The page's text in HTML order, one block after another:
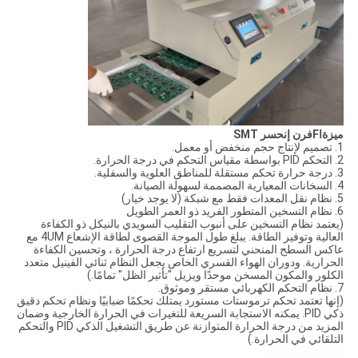
ميزة Fفرن إنحسر SMT
1. تصميم لإنتاج حجم منخفض أو معمل.
2. التحكم PID بواسطة مقياس التحكم في درجة الحرارة.
3. درجة حرارة تحكم مستقلة للمناطق العلوية والسفلية.
4. السخانات المعيارية المصممة لسهولة الصيانة.
5. نظام نقل المعدات فقط مع شبكة (لا يوجد خيار)
6. نظام التسخين المتطور الفريد ذو العمر الطويل
(يعتمد نظام التسخين على أنبوب التقليب السويدي بالنيكل ذو الكفاءة
العالية وتوفير الطاقة. يبلغ طول الموجة القصوى لطاقة الإشعاع 4UM مع
عاكس السطح المنحني لتسريع ارتفاع درجة الحرارة ، وتحسين الكفاءة
الحرارية. ودوران الهواء القسري الخاص يجعل النظام ثنائي الفينيل متعدد
الكلور والمكون المسخن موحدًا ويزيل "تأثير الظل" تمامًا.)
7. نظام التحكم الكهربائي مستقر وموثوق.
(إنها تعتمد تحكم ترموستات مستورد يمتلك تحكمًا ضبابيًا ونظام تحكم دقيق
ذكي PID. يمكنه الاستجابة السريعة للتغيرات في الحرارة الخارجية وضمان
المزيد من درجة الحرارة المتوازنة عن طريق التشغيل الذكي PID والتحكم
التلقائي في الحرارة.)